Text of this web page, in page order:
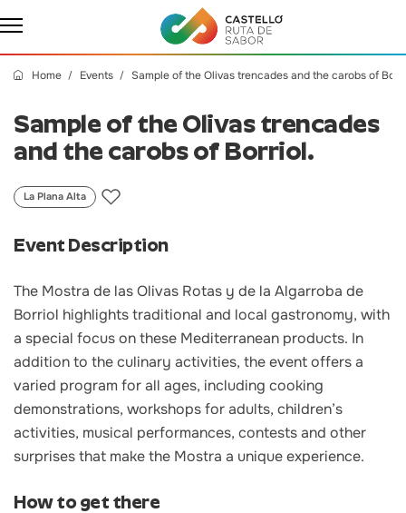
Home Events Sample of the Olivas trencades and the carobs of
Sample of the Olivas trencades
and the carobs of Borriol.
La Plana Alta
Event Description
The Mostra de las Olivas Rotas y de la Algarroba de
Borriol highlights traditional and local gastronomy, with
a special focus on these Mediterranean products. In
addition to the culinary activities, the event offers a
varied program for all ages, including cooking
demonstrations, workshops for adults, children’s
activities, musical performances, contests and other
surprises that make the Mostra a unique experience.
How to get there